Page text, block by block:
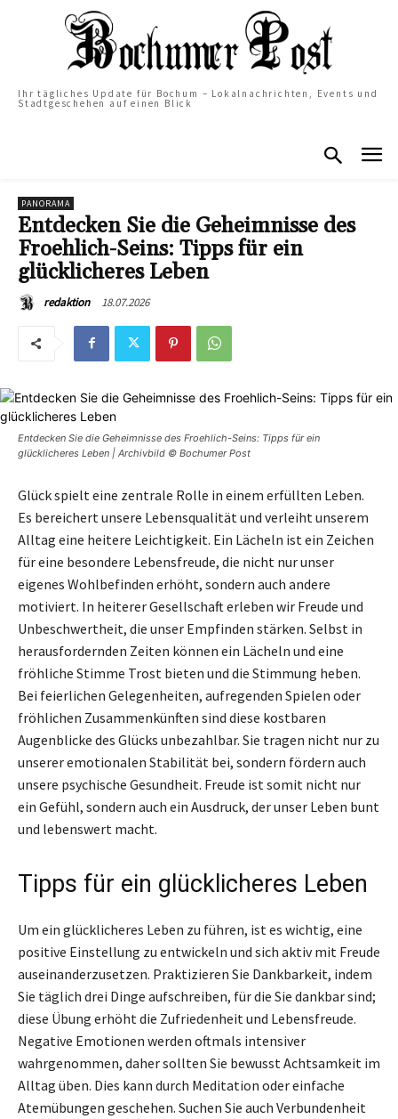
Ihr tägliches Update für Bochum – Lokalnachrichten, Events und
Stadtgeschehen auf einen Blick
PANORAMA
Entdecken Sie die Geheimnisse des
Froehlich-Seins: Tipps für ein
glücklicheres Leben
redaktion 18.07.2026
Entdecken Sie die Geheimnisse des Froehlich-Seins: Tipps für ein
glücklicheres Leben | Archivbild © Bochumer Post
Glück spielt eine zentrale Rolle in einem erfüllten Leben.
Es bereichert unsere Lebensqualität und verleiht unserem
Alltag eine heitere Leichtigkeit. Ein Lächeln ist ein Zeichen
für eine besondere Lebensfreude, die nicht nur unser
eigenes Wohlbefinden erhöht, sondern auch andere
motiviert. In heiterer Gesellschaft erleben wir Freude und
Unbeschwertheit, die unser Empfinden stärken. Selbst in
herausfordernden Zeiten können ein Lächeln und eine
fröhliche Stimme Trost bieten und die Stimmung heben.
Bei feierlichen Gelegenheiten, aufregenden Spielen oder
fröhlichen Zusammenkünften sind diese kostbaren
Augenblicke des Glücks unbezahlbar. Sie tragen nicht nur zu
unserer emotionalen Stabilität bei, sondern fördern auch
unsere psychische Gesundheit. Freude ist somit nicht nur
ein Gefühl, sondern auch ein Ausdruck, der unser Leben bunt
und lebenswert macht.
Tipps für ein glücklicheres Leben
Um ein glücklicheres Leben zu führen, ist es wichtig, eine
positive Einstellung zu entwickeln und sich aktiv mit Freude
auseinanderzusetzen. Praktizieren Sie Dankbarkeit, indem
Sie täglich drei Dinge aufschreiben, für die Sie dankbar sind;
diese Übung erhöht die Zufriedenheit und Lebensfreude.
Negative Emotionen werden oftmals intensiver
wahrgenommen, daher sollten Sie bewusst Achtsamkeit im
Alltag üben. Dies kann durch Meditation oder einfache
Atemübungen geschehen. Suchen Sie auch Verbundenheit